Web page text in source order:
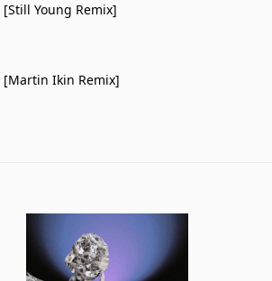
Young Remix]
[Martin Ikin Remix]